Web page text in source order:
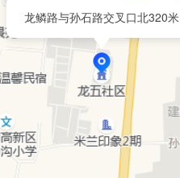
龙鳞路与孙石路交叉口北320米